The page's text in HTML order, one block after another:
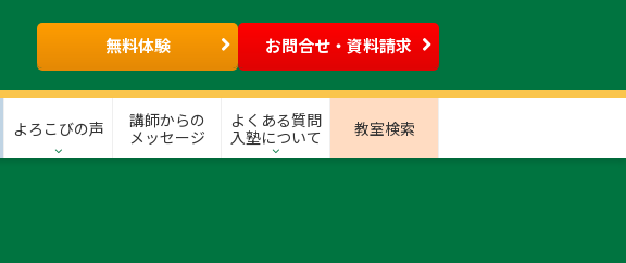
無料体験 お問合せ・資料請求
よろこびの声
講師からの
メッセージ
よくある質問
入塾について
教室検索